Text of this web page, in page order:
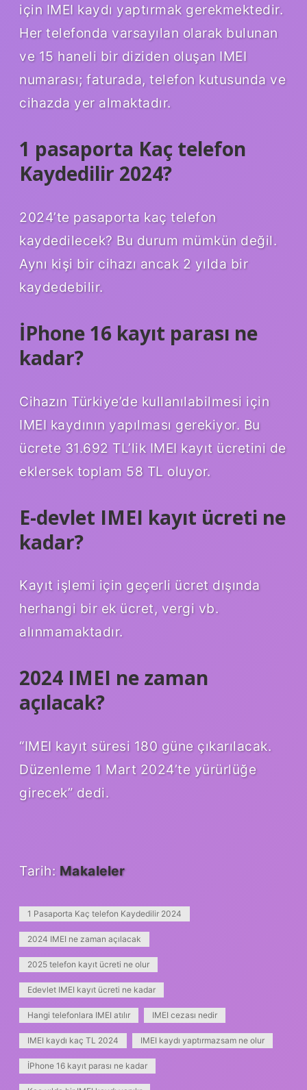
için IMEI kaydı yaptırmak gerekmektedir.
Her telefonda varsayılan olarak bulunan
ve 15 haneli bir diziden oluşan IMEI
numarası; faturada, telefon kutusunda ve
cihazda yer almaktadır.
1 pasaporta Kaç telefon
Kaydedilir 2024?
2024’te pasaporta kaç telefon
kaydedilecek? Bu durum mümkün değil.
Aynı kişi bir cihazı ancak 2 yılda bir
kaydedebilir.
İPhone 16 kayıt parası ne
kadar?
Cihazın Türkiye’de kullanılabilmesi için
IMEI kaydının yapılması gerekiyor. Bu
ücrete 31.692 TL’lik IMEI kayıt ücretini de
eklersek toplam 58 TL oluyor.
E-devlet IMEI kayıt ücreti ne
kadar?
Kayıt işlemi için geçerli ücret dışında
herhangi bir ek ücret, vergi vb.
alınmamaktadır.
2024 IMEI ne zaman
açılacak?
“IMEI kayıt süresi 180 güne çıkarılacak.
Düzenleme 1 Mart 2024’te yürürlüğe
girecek” dedi.
Tarih: Makaleler
1 Pasaporta Kaç telefon Kaydedilir 2024
2024 IMEI ne zaman açılacak
2025 telefon kayıt ücreti ne olur
Edevlet IMEI kayıt ücreti ne kadar
Hangi telefonlara IMEI atılır IMEI cezası nedir
IMEI kaydı kaç TL 2024 IMEI kaydı yaptırmazsam ne olur
İPhone 16 kayıt parası ne kadar